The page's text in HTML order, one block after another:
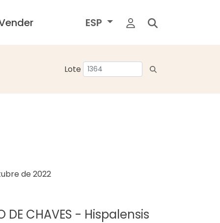
ESP
Lote
de 2022
DE CHAVES - Hispalensis